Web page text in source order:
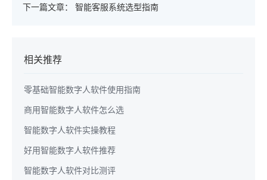
下一篇文章： 智能客服系统选型指南
相关推荐
零基础智能数字人软件使用指南
商用智能数字人软件怎么选
智能数字人软件实操教程
好用智能数字人软件推荐
智能数字人软件对比测评